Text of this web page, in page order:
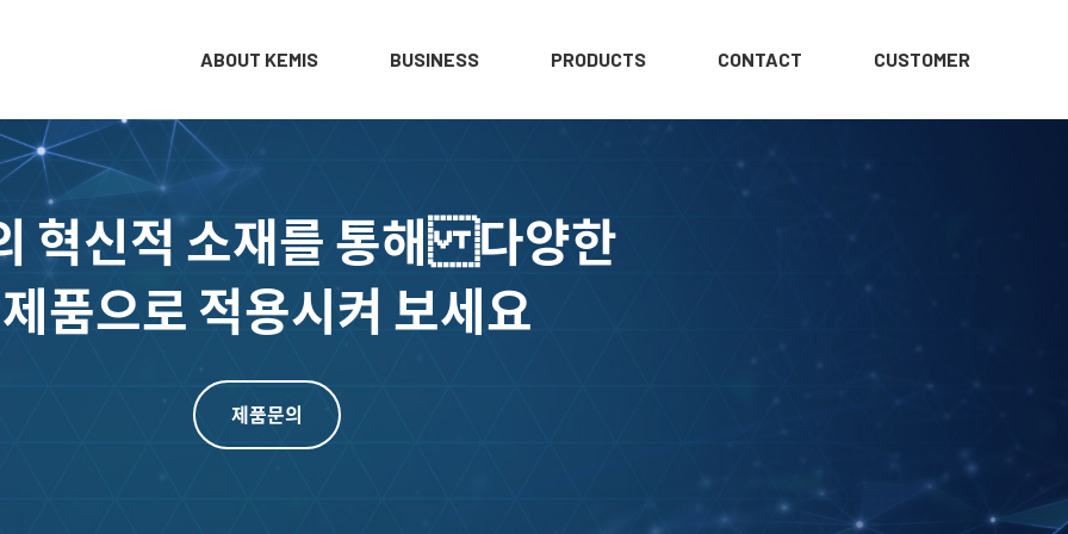
ABOUT KEMIS BUSINESS PRODUCTS CONTACT CUSTOMER
혁신적 소재를 통해 다양한
제품으로 적용시켜 보세요
제품문의